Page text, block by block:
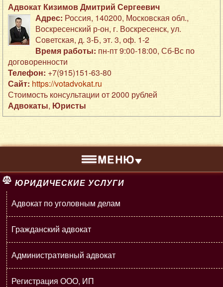
Адвокат Кизимов Дмитрий Сергеевич
Адрес: Россия, 140200, Московская обл.,
Воскресенский р-он, г. Воскресенск, ул.
Советская, д. 3-Б, эт. 3, оф. 1-2
Время работы: пн-пт 9:00-18:00, Сб-Вс по
договоренности
Телефон: +7(915)151-63-80
Сайт: https://votadvokat.ru
Стоимость консультации от 2000 рублей
Адвокаты, Юристы
ЮРИДИЧЕСКИЕ УСЛУГИ
Адвокат по уголовным делам
Гражданский адвокат
Административный адвокат
Регистрация ООО, ИП